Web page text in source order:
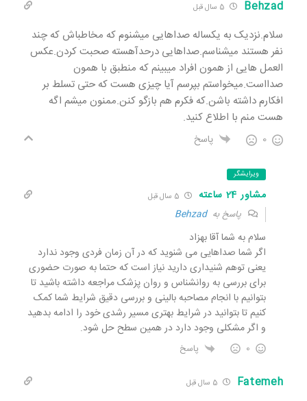
Behzad
سلام.نزدیک به یکساله صداهایی میشنوم که مخاطباش که چند
نفر هستند میشناسم.صداهایی درحدآهسته صحبت کردن.عکس
العمل هایی از همون افراد میبینم که منطبق با همون
صدااست.میخواستم بپرسم آیا چیزی هست که حتی تسلط بر
افکارم داشته باشن.که فکرم هم بازگو کنن.ممنون میشم اگه
هست منم با اطلاع کنید.
0 پاسخ
ویرایشگر
مشاور 24 ساعته
پاسخ بهBehzad
سلام به شما آقا بهزاد
اگر شما صداهایی می شنوید که در آن زمان فردی وجود ندارد
یعنی توهم شنیداری دارید نیاز است که حتما به صورت حضوری
برای بررسی به روانشناس و روان پزشک مراجعه داشته باشید تا
بتوانیم با انجام مصاحبه بالینی و بررسی دقیق شرایط شما کمک
کنیم تا بتوانید در شرایط بهتری مسیر رشدی خود را ادامه بدهید
و اگر مشکلی وجود دارد در همین سطح حل شود.
0 پاسخ
Fatemeh